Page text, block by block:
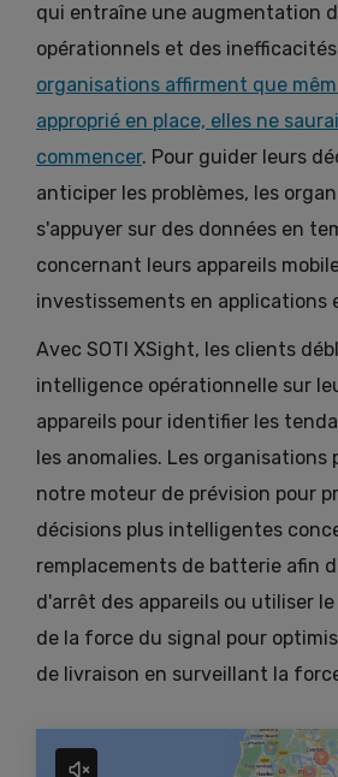
qui entraîne une augmentation
opérationnels et des
organisations affirment que
approprié en place, elles ne
commencer. Pour guider leurs
anticiper les problèmes, les
s'appuyer sur des données en
concernant leurs appareils
investissements en applications
Avec SOTI XSight, les clients
intelligence opérationnelle sur
appareils pour identifier les
les anomalies. Les
notre moteur de prévision pour
décisions plus intelligentes
remplacements de batterie afin
d'arrêt des appareils ou utiliser
de la force du signal pour
de livraison en surveillant la